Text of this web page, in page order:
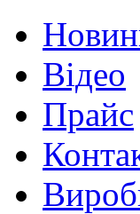
Відео
Прайс